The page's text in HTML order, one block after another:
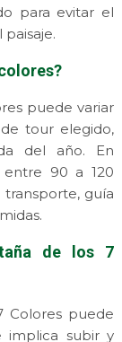
para evitar el
puede variar
tour elegido,
del año. En
entre 90 a 120
guía
de los 7
Colores puede
implica subir y